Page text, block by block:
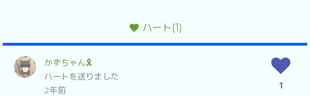
ハート(1)
かずちゃん🎗
ハートを送りました
2年前
1